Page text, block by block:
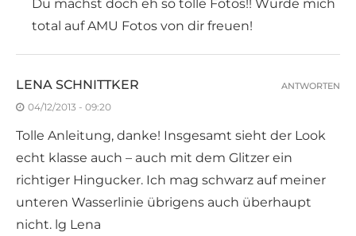
Du machst doch eh so tolle Fotos!! Würde mich
total auf AMU Fotos von dir freuen!
LENA SCHNITTKER
04/12/2013 - 09:20
Tolle Anleitung, danke! Insgesamt sieht der Look
echt klasse auch – auch mit dem Glitzer ein
richtiger Hingucker. Ich mag schwarz auf meiner
unteren Wasserlinie übrigens auch überhaupt
nicht. lg Lena
ANTWORTEN